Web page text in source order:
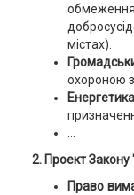
містах).
охороною
…
2. Проект Закону
Право